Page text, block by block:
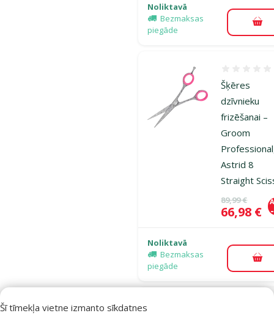
Šī tīmekļa vietne izmanto sīkdatnes
Noliktavā
Bezmaksas
piegāde
Šķēres
dzīvnieku
frizēšanai –
Groom
Astrid 8
Straight
Oriģinālā
89,99 €
Cena
66,98 €
Noliktavā
Bezmaksas
piegāde